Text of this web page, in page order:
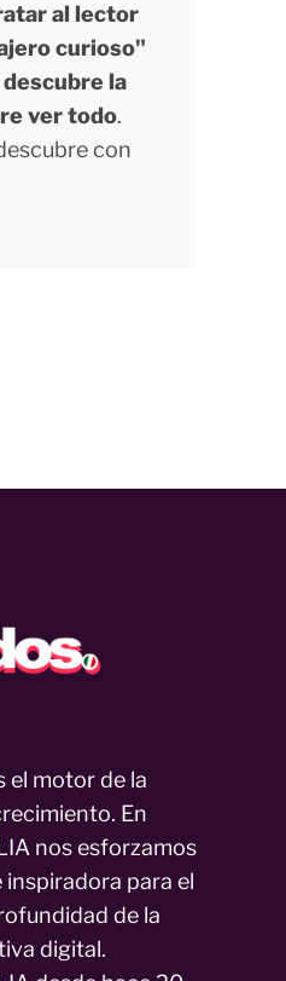
al lector
curioso"
la
ver todo.
con
el motor de la
En
nos esforzamos
para el
de la
digital.